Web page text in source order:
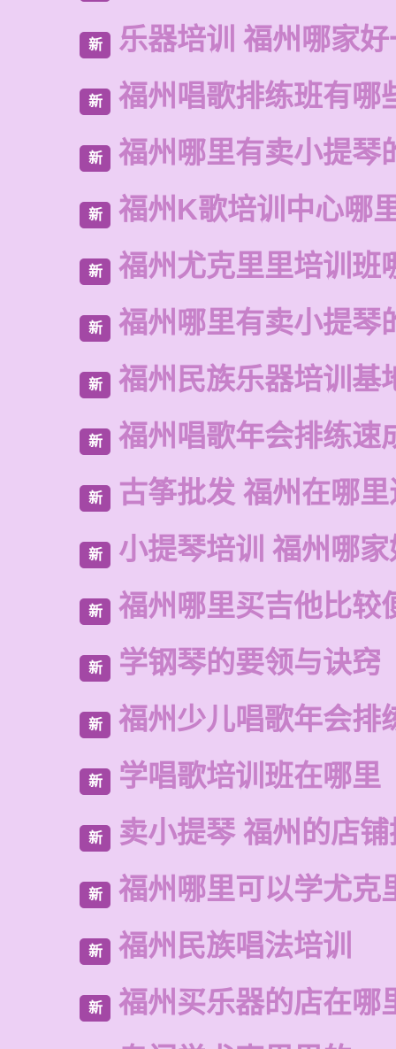
新 乐器培训 福州哪家
新 福州唱歌排练班有哪
新 福州哪里有卖小提琴
新 福州K歌培训中心哪
新 福州尤克里里培训班
新 福州哪里有卖小提琴
新 福州民族乐器培训基
新 福州唱歌年会排练速
新 古筝批发 福州在哪
新 小提琴培训 福州哪
新 福州哪里买吉他比较
新 学钢琴的要领与诀窍
新 福州少儿唱歌年会排
新 学唱歌培训班在哪里
新 卖小提琴 福州的店
新 福州哪里可以学尤克
新 福州民族唱法培训
新
福州买乐器的店在哪